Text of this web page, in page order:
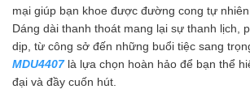
mại giúp bạn khoe được đường cong tự nhiên
Dáng dài thanh thoát mang lại sự thanh lịch,
dịp, từ công sở đến những buổi tiệc sang
MDU4407là lựa chọn hoàn hảo để bạn thể
đại và đầy cuốn hút.